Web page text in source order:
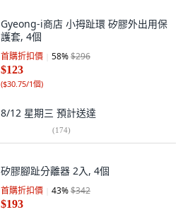
Gyeong-i商店 小拇趾環 矽膠外出用保
護套, 4個
首購折扣價 58%$296
$123
($30.75/1個)
8/12 星期三 預計送達
(174)
矽膠腳趾分離器 2入, 4個
首購折扣價 43%$342
$193